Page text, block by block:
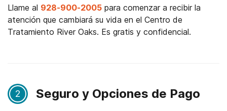
Llame al 928-900-2005 para comenzar a recibir la
atención que cambiará su vida en el Centro de
Tratamiento River Oaks. Es gratis y confidencial.
2 Seguro y Opciones de Pago